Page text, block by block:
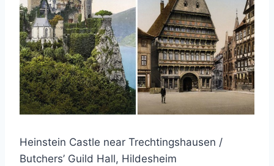
Heinstein Castle near Trechtingshausen /
Butchers’ Guild Hall, Hildesheim